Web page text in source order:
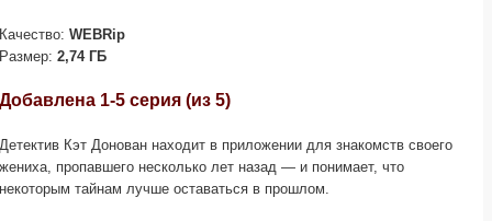
Качество: WEBRip
Размер: 2,74 ГБ
Добавлена 1-5 серия (из 5)
Детектив Кэт Донован находит в приложении для знакомств своего
жениха, пропавшего несколько лет назад — и понимает, что
некоторым тайнам лучше оставаться в прошлом.